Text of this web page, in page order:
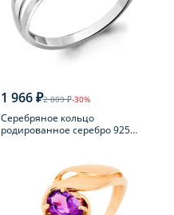
1 966 ₽2 809 ₽-30%
Серебряное кольцо
родированное серебро 925